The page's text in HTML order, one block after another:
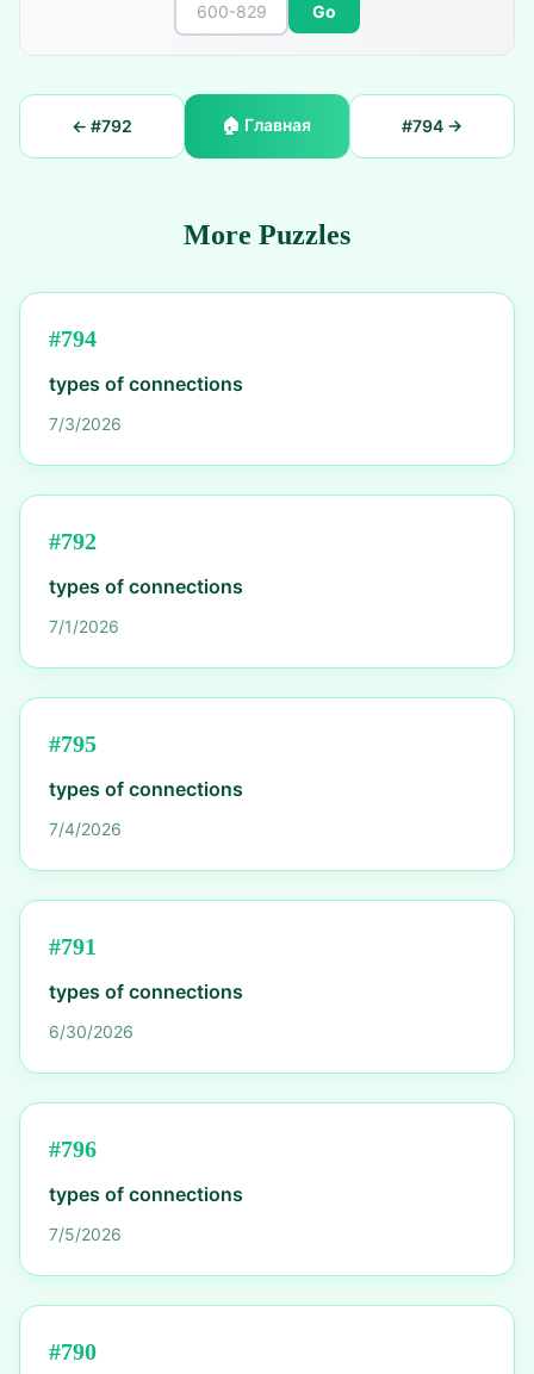
Go
← #792 🏠 Главная #794→
More Puzzles
#794
types of connections
7/3/2026
#792
types of connections
7/1/2026
#795
types of connections
7/4/2026
#791
types of connections
6/30/2026
#796
types of connections
7/5/2026
#790